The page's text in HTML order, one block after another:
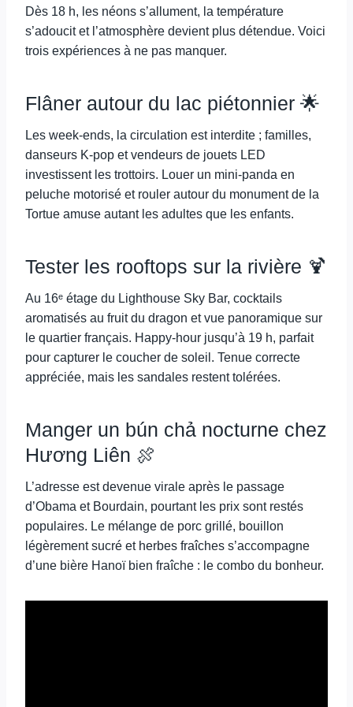
Dès 18 h, les néons s’allument, la température
s’adoucit et l’atmosphère devient plus détendue. Voici
trois expériences à ne pas manquer.
Flâner autour du lac piétonnier 🌟
Les week-ends, la circulation est interdite ; familles,
danseurs K-pop et vendeurs de jouets LED
investissent les trottoirs. Louer un mini-panda en
peluche motorisé et rouler autour du monument de la
Tortue amuse autant les adultes que les enfants.
Tester les rooftops sur la rivière 🍹
Au 16ᵉ étage du Lighthouse Sky Bar, cocktails
aromatisés au fruit du dragon et vue panoramique sur
le quartier français. Happy-hour jusqu’à 19 h, parfait
pour capturer le coucher de soleil. Tenue correcte
appréciée, mais les sandales restent tolérées.
Manger un bún chả nocturne chez
Hương Liên 🍖
L’adresse est devenue virale après le passage
d’Obama et Bourdain, pourtant les prix sont restés
populaires. Le mélange de porc grillé, bouillon
légèrement sucré et herbes fraîches s’accompagne
d’une bière Hanoï bien fraîche : le combo du bonheur.